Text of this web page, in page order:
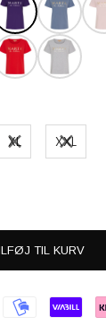
XL XXL
TIL KURV